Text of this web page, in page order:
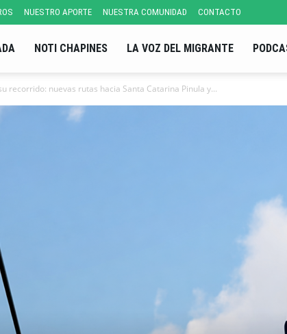
NUESTRO APORTE NUESTRA COMUNIDAD CONTACTO
NOTI CHAPINES LA VOZ DEL MIGRANTE
recorrido: nuevas rutas hacia Santa Catarina Pinula y...